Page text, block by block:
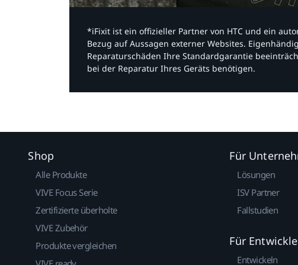
*iFixit ist ein offizieller Partner von HTC und ein
Bezug auf Aussagen externer Websites.
Reparaturschäden Ihre Standardgarantie
bei der Reparatur Ihres Geräts benötigen.​
Shop
Alle Produkte
VIVE Focus Serie
Zertifizierte überholte
VIVE Zubehör
Produkte vergleichen
Für
Lösungen
ISV Partner
Fallstudien
Für
Entwickeln